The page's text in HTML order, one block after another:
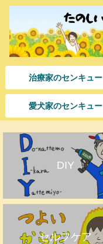
治療家のセンキュー
愛犬家のセンキュー
DIY
セルフケア